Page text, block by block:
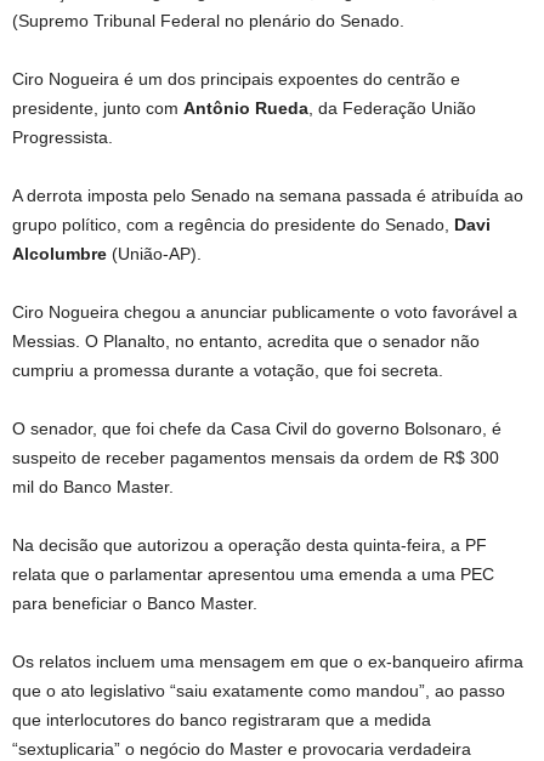
(Supremo Tribunal Federal no plenário do Senado.
Ciro Nogueira é um dos principais expoentes do centrão e
presidente, junto com Antônio Rueda, da Federação União
Progressista.
A derrota imposta pelo Senado na semana passada é atribuída ao
grupo político, com a regência do presidente do Senado, Davi
Alcolumbre (União-AP).
Ciro Nogueira chegou a anunciar publicamente o voto favorável a
Messias. O Planalto, no entanto, acredita que o senador não
cumpriu a promessa durante a votação, que foi secreta.
O senador, que foi chefe da Casa Civil do governo Bolsonaro, é
suspeito de receber pagamentos mensais da ordem de R$ 300
mil do Banco Master.
Na decisão que autorizou a operação desta quinta-feira, a PF
relata que o parlamentar apresentou uma emenda a uma PEC
para beneficiar o Banco Master.
Os relatos incluem uma mensagem em que o ex-banqueiro afirma
que o ato legislativo “saiu exatamente como mandou”, ao passo
que interlocutores do banco registraram que a medida
“sextuplicaria” o negócio do Master e provocaria verdadeira